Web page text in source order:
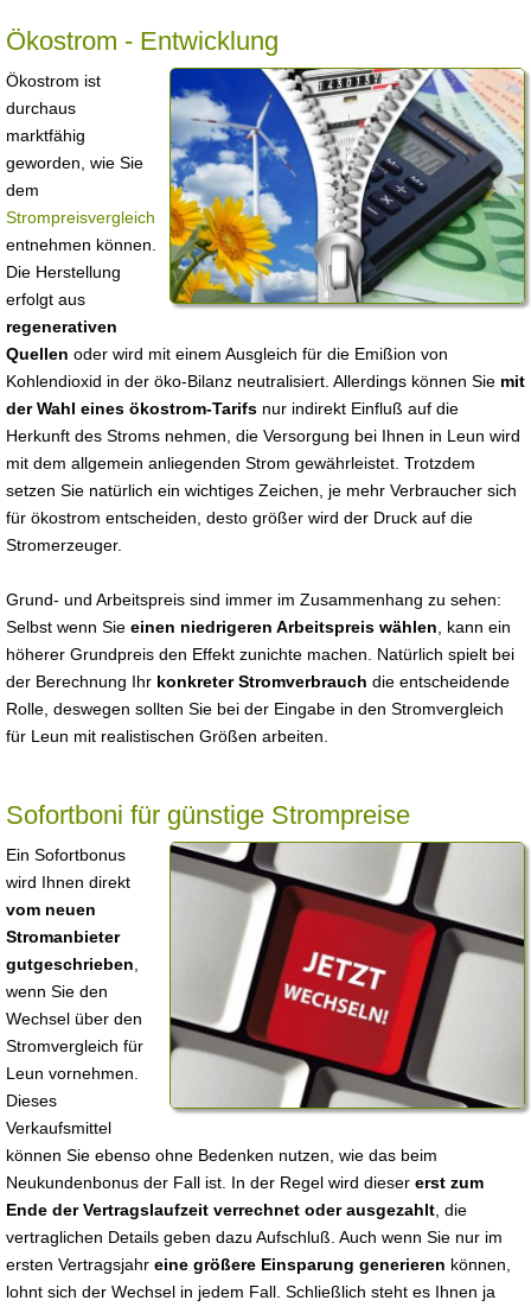
Ökostrom - Entwicklung
Ökostrom ist
durchaus
marktfähig
geworden, wie Sie
dem
Strompreisvergleich
entnehmen können.
Die Herstellung
erfolgt aus
regenerativen
Quellen oder wird mit einem Ausgleich für die Emißion von
Kohlendioxid in der öko-Bilanz neutralisiert. Allerdings können Sie mit
der Wahl eines ökostrom-Tarifs nur indirekt Einfluß auf die
Herkunft des Stroms nehmen, die Versorgung bei Ihnen in Leun wird
mit dem allgemein anliegenden Strom gewährleistet. Trotzdem
setzen Sie natürlich ein wichtiges Zeichen, je mehr Verbraucher sich
für ökostrom entscheiden, desto größer wird der Druck auf die
Stromerzeuger.
Grund- und Arbeitspreis sind immer im Zusammenhang zu sehen:
Selbst wenn Sie einen niedrigeren Arbeitspreis wählen , kann ein
höherer Grundpreis den Effekt zunichte machen. Natürlich spielt bei
der Berechnung Ihr konkreter Stromverbrauch die entscheidende
Rolle, deswegen sollten Sie bei der Eingabe in den Stromvergleich
für Leun mit realistischen Größen arbeiten.
Sofortboni für günstige Strompreise
Ein Sofortbonus
wird Ihnen direkt
vom neuen
Stromanbieter
gutgeschrieben
wenn Sie den
Wechsel über den
Stromvergleich für
Leun vornehmen.
Dieses
Verkaufsmittel
können Sie ebenso ohne Bedenken nutzen, wie das beim
Neukundenbonus der Fall ist. In der Regel wird dieser erst zum
Ende der Vertragslaufzeit verrechnet oder ausgezahlt , die
vertraglichen Details geben dazu Aufschluß. Auch wenn Sie nur im
ersten Vertragsjahr eine größere Einsparung generieren können,
lohnt sich der Wechsel in jedem Fall. Schließlich steht es Ihnen ja